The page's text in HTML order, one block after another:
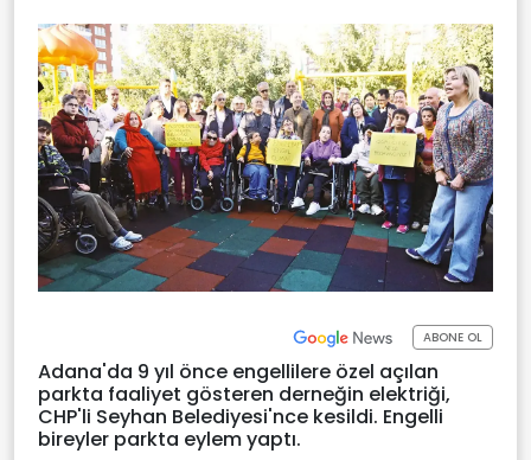
ABONE OL
Adana'da 9 yıl önce engellilere özel açılan
parkta faaliyet gösteren derneğin elektriği,
CHP'li Seyhan Belediyesi'nce kesildi. Engelli
bireyler parkta eylem yaptı.